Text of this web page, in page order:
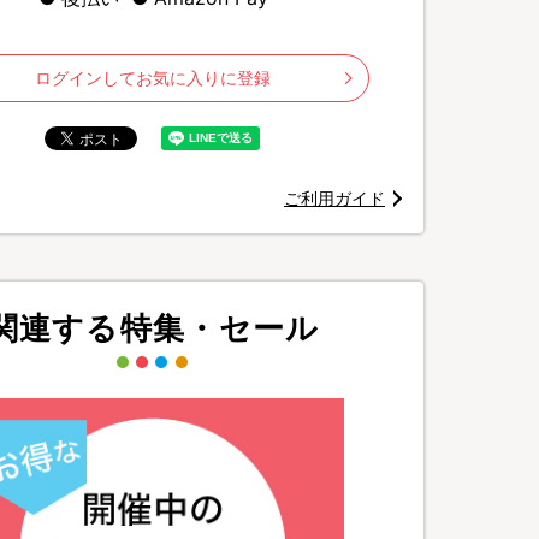
ログインしてお気に入りに登録
ご利用ガイド
連する特集・セール